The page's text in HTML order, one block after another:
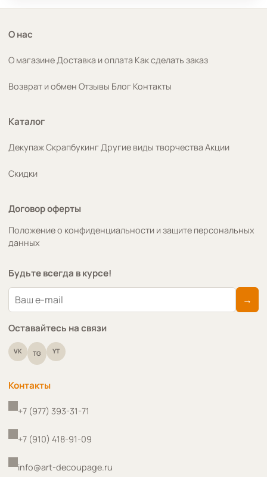
О нас
О магазинеДоставка и оплата Как сделать заказ
Возврат и обмен Отзывы Блог Контакты
Каталог
ДекупажСкрапбукингДругие виды творчества Акции
Скидки
Договор оферты
Положение о конфиденциальности и защите персональных
данных
Будьте всегда в курсе!
→
Оставайтесь на связи
VK TG YT
Контакты
+7 (977) 393-31-71
+7 (910) 418-91-09
info@art-decoupage.ru